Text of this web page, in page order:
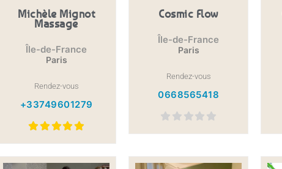
Michèle Mignot
Massage
Île-de-France
Paris
Rendez-vous
+33749601279
Cosmic Flow
Île-de-France
Paris
Rendez-vous
0668565418